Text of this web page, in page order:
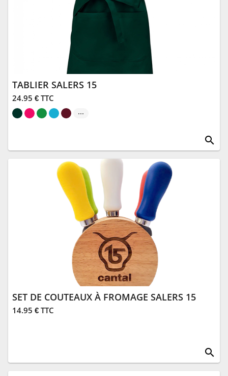
TABLIER SALERS 15
24.95 € TTC
...
search
SET DE COUTEAUX À FROMAGE SALERS 15
14.95 € TTC
search